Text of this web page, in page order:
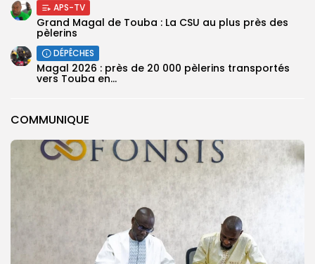
COMMUNIQUE
APS-TV
Grand Magal de Touba : La CSU au plus près des
pèlerins
DÉPÊCHES
Magal 2026 : près de 20 000 pèlerins transportés
vers Touba en...